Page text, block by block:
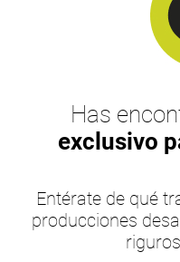
Has
exclusivo
Entérate de qué
producciones